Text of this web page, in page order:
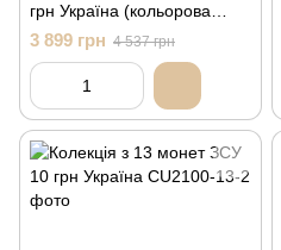
грн Україна (кольорова
серія)
3 899 грн 4 537 грн